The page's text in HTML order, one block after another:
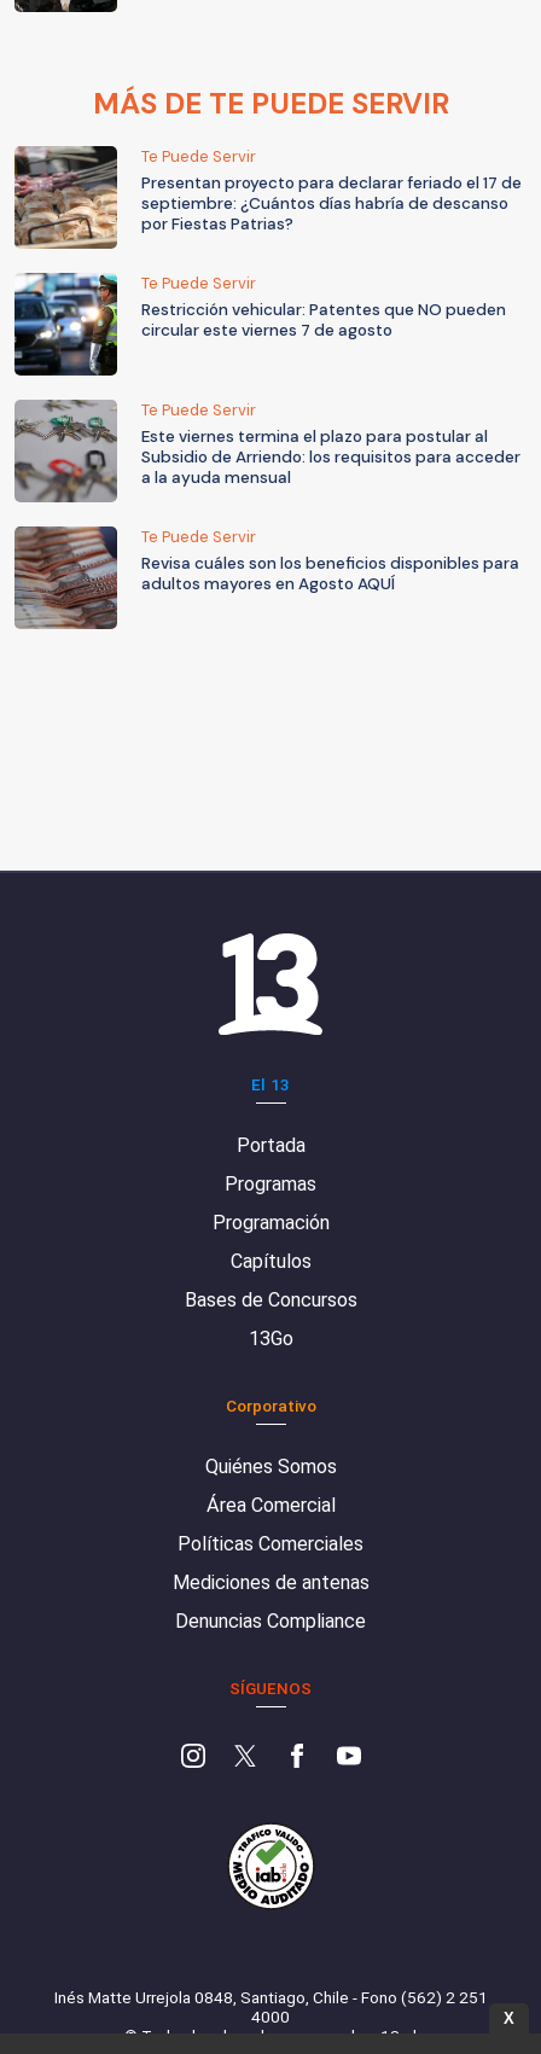
MÁS DE TE PUEDE SERVIR
Te Puede Servir
Presentan proyecto para declarar feriado el 17 de
septiembre: ¿Cuántos días habría de descanso
por Fiestas Patrias?
Te Puede Servir
Restricción vehicular: Patentes que NO pueden
circular este viernes 7 de agosto
Te Puede Servir
Este viernes termina el plazo para postular al
Subsidio de Arriendo: los requisitos para acceder
a la ayuda mensual
Te Puede Servir
Revisa cuáles son los beneficios disponibles para
adultos mayores en Agosto AQUÍ
El 13
Portada
Programas
Programación
Capítulos
Bases de Concursos
13Go
Corporativo
Quiénes Somos
Área Comercial
Políticas Comerciales
Mediciones de antenas
Denuncias Compliance
SÍGUENOS
Inés Matte Urrejola 0848, Santiago, Chile - Fono (562) 2 251
4000
© Todos los derechos reservados. 13.cl
X